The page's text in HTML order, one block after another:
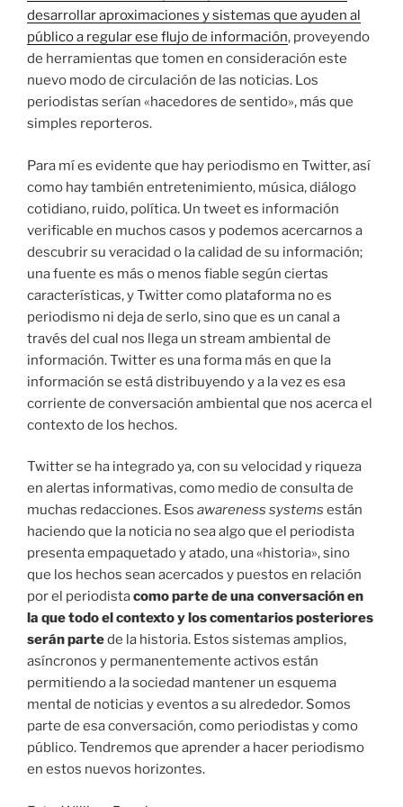
desarrollar aproximaciones y sistemas que ayuden al
público a regular ese flujo de información, proveyendo
de herramientas que tomen en consideración este
nuevo modo de circulación de las noticias. Los
periodistas serían «hacedores de sentido», más que
simples reporteros.
Para mí es evidente que hay periodismo en Twitter, así
como hay también entretenimiento, música, diálogo
cotidiano, ruido, política. Un tweet es información
verificable en muchos casos y podemos acercarnos a
descubrir su veracidad o la calidad de su información;
una fuente es más o menos fiable según ciertas
características, y Twitter como plataforma no es
periodismo ni deja de serlo, sino que es un canal a
través del cual nos llega un stream ambiental de
información. Twitter es una forma más en que la
información se está distribuyendo y a la vez es esa
corriente de conversación ambiental que nos acerca el
contexto de los hechos.
Twitter se ha integrado ya, con su velocidad y riqueza
en alertas informativas, como medio de consulta de
muchas redacciones. Esos awareness systems están
haciendo que la noticia no sea algo que el periodista
presenta empaquetado y atado, una «historia», sino
que los hechos sean acercados y puestos en relación
por el periodistacomo parte de una conversación en
la que todo el contexto y los comentarios posteriores
serán partede la historia. Estos sistemas amplios,
asíncronos y permanentemente activos están
permitiendo a la sociedad mantener un esquema
mental de noticias y eventos a su alrededor. Somos
parte de esa conversación, como periodistas y como
público. Tendremos que aprender a hacer periodismo
en estos nuevos horizontes.